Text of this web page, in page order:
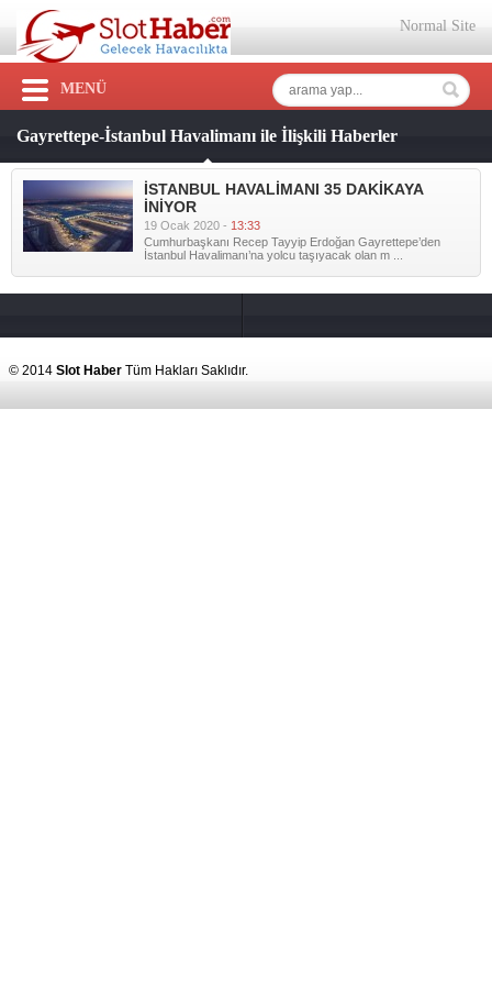
Normal Site
MENÜ
Gayrettepe-İstanbul Havalimanı ile İlişkili Haberler
İSTANBUL HAVALİMANI 35 DAKİKAYA
İNİYOR
19 Ocak 2020 - 13:33
Cumhurbaşkanı Recep Tayyip Erdoğan Gayrettepe’den
İstanbul Havalimanı’na yolcu taşıyacak olan m ...
© 2014 Slot Haber Tüm Hakları Saklıdır.